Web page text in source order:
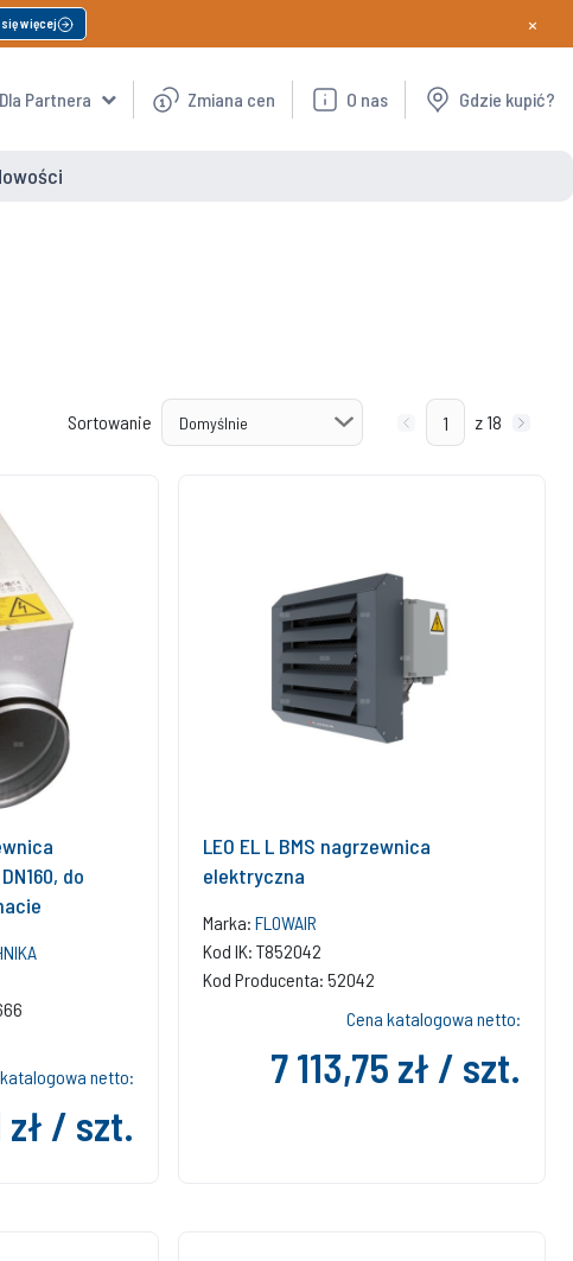
więcej ×
Dla Partnera Zmiana cen O nas Gdzie kupić?
Sortowanie z 18
do
netto:
zł / szt.
LEO EL L BMS nagrzewnica
elektryczna
Marka: FLOWAIR
Kod IK: T852042
Kod Producenta: 52042
Cena katalogowa netto:
7 113,75 zł / szt.